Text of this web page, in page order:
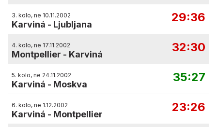
3. kolo, ne 10.11.2002
Karviná - Ljubljana
29:36
4. kolo, ne 17.11.2002
Montpellier - Karviná
32:30
5. kolo, ne 24.11.2002
Karviná - Moskva
35:27
6. kolo, ne 1.12.2002
Karviná - Montpellier
23:26